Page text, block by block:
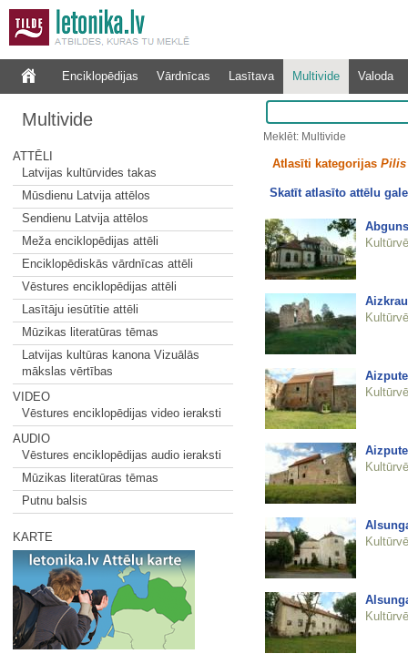
Enciklopēdijas Vārdnīcas Lasītava Multivide Valoda
Multivide
ATTĒLI
Latvijas kultūrvides takas
Mūsdienu Latvija attēlos
Sendienu Latvija attēlos
Meža enciklopēdijas attēli
Enciklopēdiskās vārdnīcas attēli
Vēstures enciklopēdijas attēli
Lasītāju iesūtītie attēli
Mūzikas literatūras tēmas
Latvijas kultūras kanona Vizuālās
mākslas vērtības
VIDEO
Vēstures enciklopēdijas video ieraksti
AUDIO
Vēstures enciklopēdijas audio ieraksti
Mūzikas literatūras tēmas
Putnu balsis
KARTE
Meklēt: Multivide
Atlasīti kategorijas Pilis
Skatīt atlasīto attēlu